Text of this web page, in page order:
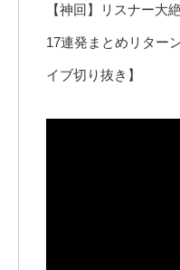
【神回】リスナー大
17連発まとめリター
イブ切り抜き】